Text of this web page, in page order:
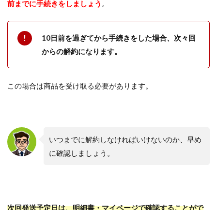
前までに手続きをしましょう 。
10日前を過ぎてから手続きをした場合、次々回
からの解約になります。
この場合は商品を受け取る必要があります。
いつまでに解約しなければいけないのか、早め
に確認しましょう。
次回発送予定日は、明細書・マイページで確認することがで